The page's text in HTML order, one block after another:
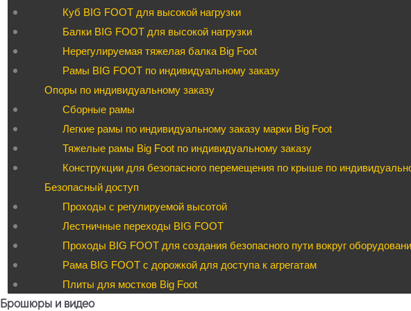
Куб BIG FOOT для высокой нагрузки
Балки BIG FOOT для высокой нагрузки
Нерегулируемая тяжелая балка Big Foot
Рамы BIG FOOT по индивидуальному заказу
Опоры по индивидуальному заказу
Сборные рамы
Легкие рамы по индивидуальному заказу марки Big Foot
Тяжелые рамы Big Foot по индивидуальному заказу
Конструкции для безопасного перемещения по крыше по
Безопасный доступ
Проходы с регулируемой высотой
Лестничные переходы BIG FOOT
Проходы BIG FOOT для создания безопасного пути вокруг
Рама BIG FOOT с дорожкой для доступа к агрегатам
Плиты для мостков Big Foot
Брошюры и видео